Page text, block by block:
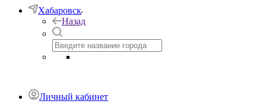
Хабаровск
Назад
Личный кабинет